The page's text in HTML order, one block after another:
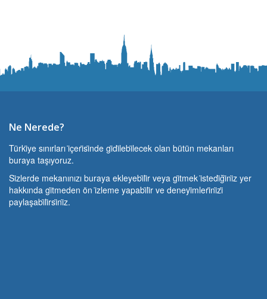
Ne Nerede?
Türki̇ye sınırları i̇çeri̇si̇nde gi̇di̇lebi̇lecek olan bütün mekanları
buraya taşıyoruz.
Si̇zlerde mekanınızı buraya ekleyebi̇li̇r veya gi̇tmek i̇stedi̇ği̇ni̇z yer
hakkında gi̇tmeden ön i̇zleme yapabi̇li̇r ve deneyi̇mleri̇ni̇zi̇
paylaşabi̇li̇rsi̇ni̇z.